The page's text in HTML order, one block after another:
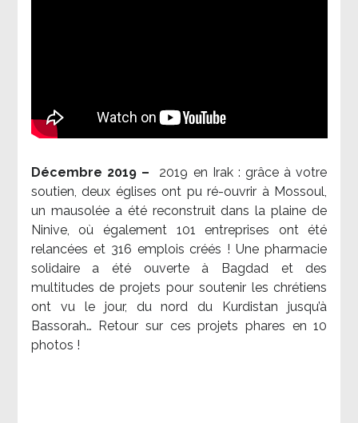
Décembre 2019 – 2019 en Irak : grâce à votre
soutien, deux églises ont pu ré-ouvrir à Mossoul,
un mausolée a été reconstruit dans la plaine de
Ninive, où également 101 entreprises ont été
relancées et 316 emplois créés ! Une pharmacie
solidaire a été ouverte à Bagdad et des
multitudes de projets pour soutenir les chrétiens
ont vu le jour, du nord du Kurdistan jusqu’à
Bassorah… Retour sur ces projets phares en 10
photos !